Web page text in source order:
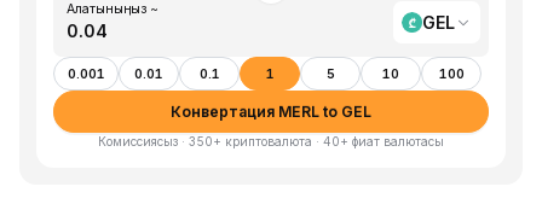
Алатыныңыз ~
GEL
0.001 0.01 0.1 1 5 10 100
Конвертация MERL to GEL
Комиссиясыз · 350+ криптовалюта · 40+ фиат валютасы